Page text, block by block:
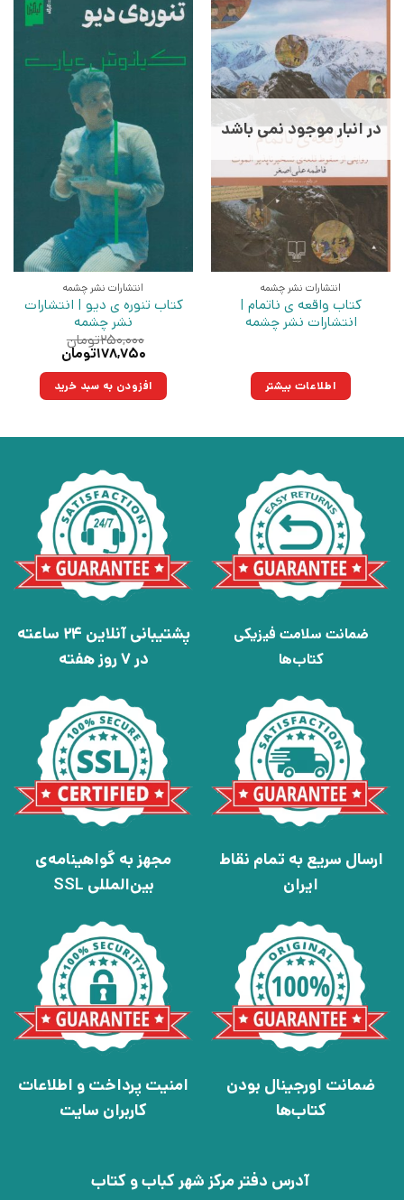
در انبار موجود نمی باشد
انتشارات نشر چشمه
کتاب واقعه ی ناتمام |
انتشارات نشر چشمه
اطلاعات بیشتر
انتشارات نشر چشمه
کتاب تنوره ی دیو | انتشارات
نشر چشمه
۲۵۰,۰۰۰تومان
قیمت
۲۵۰,۰۰۰تومان
بود.
۱۷۸,۷۵۰تومان
۱۷۸,۷۵۰تومان.افزودن به سبد خرید
ضمانت سلامت فیزیکی
کتاب‌ها
پشتیبانی آنلاین 24 ساعته
در 7 روز هفته
ارسال سریع به تمام نقاط
ایران
مجهز به گواهینامه‌ی
بین‌المللی SSL
ضمانت اورجینال بودن
کتاب‌ها
امنیت پرداخت و اطلاعات
کاربران سایت
آدرس دفتر مرکز شهر کباب و کتاب